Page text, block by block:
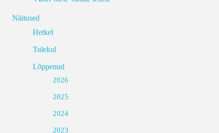
Näitused
Hetkel
Tulekul
Lõppenud
2026
2025
2024
2023